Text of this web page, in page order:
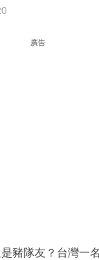
廣告
豬隊友？台灣一